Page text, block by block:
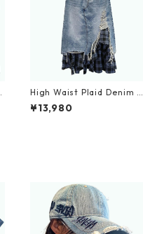
High Waist Plaid Denim Sk
irt D0056
¥13,980